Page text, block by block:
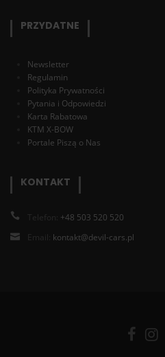
PRZYDATNE
Newsletter
Regulamin
Polityka Prywatności
Pytania i Odpowiedzi
Karta Rabatowa
KTM X-BOW
Portale Piszą o Nas
KONTAKT
Telefon: +48 503 520 520
Email: kontakt@devil-cars.pl